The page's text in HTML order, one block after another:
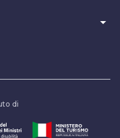
arrow_drop_down
di